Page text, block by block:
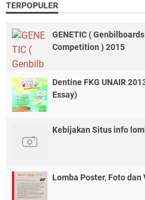
TERPOPULER
GENETIC (
Competition ) 2015
Dentine FKG UNAIR
Essay)
Kebijakan Situs info
Lomba Poster, Foto dan